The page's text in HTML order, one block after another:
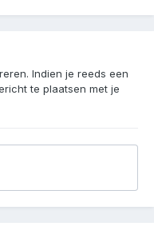
Indien je reeds een
te plaatsen met je